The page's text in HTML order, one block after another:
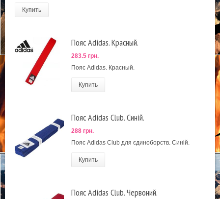
Купить
Пояс Adidas. Красный.
283.5 грн.
Пояс Adidas. Красный.
Купить
Пояс Adidas Club. Синій.
288 грн.
Пояс Adidas Club для єдиноборств. Синій.
Купить
Пояс Adidas Club. Червоний.